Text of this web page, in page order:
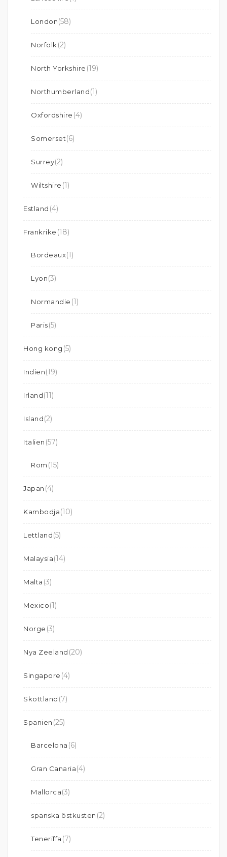
London(58)
Norfolk (2)
North Yorkshire (19)
Northumberland(1)
Oxfordshire (4)
Somerset(6)
Surrey(2)
Wiltshire (1)
Estland (4)
Frankrike (18)
Bordeaux(1)
Lyon(3)
Normandie (1)
Paris(5)
Hong kong (5)
Indien(19)
Irland(11)
Island(2)
Italien (57)
Rom (15)
Japan (4)
Kambodja(10)
Lettland(5)
Malaysia(14)
Malta (3)
Mexico(1)
Norge (3)
Nya Zeeland (20)
Singapore (4)
Skottland (7)
Spanien (25)
Barcelona (6)
Gran Canaria(4)
Mallorca(3)
spanska östkusten (2)
Teneriffa (7)